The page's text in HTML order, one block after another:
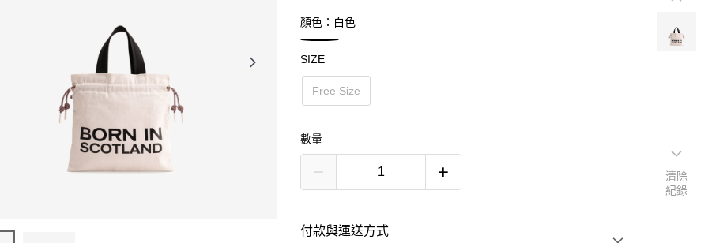
顏色：白色
SIZE
Free Size
數量
付款與運送方式
清除
紀錄